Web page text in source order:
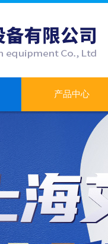
产品中心